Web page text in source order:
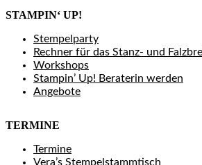
STAMPIN‘ UP!
Stempelparty
Rechner für das Stanz- und
Workshops
Stampin’ Up! Beraterin werden
Angebote
TERMINE
Termine
Vera’s Stempelstammtisch